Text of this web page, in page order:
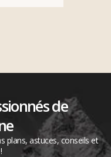
de
plans, astuces, conseils et